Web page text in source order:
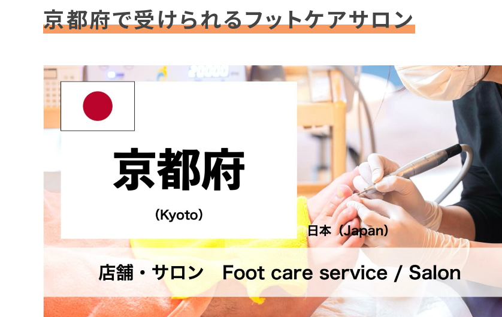
京都府で受けられるフットケアサロン